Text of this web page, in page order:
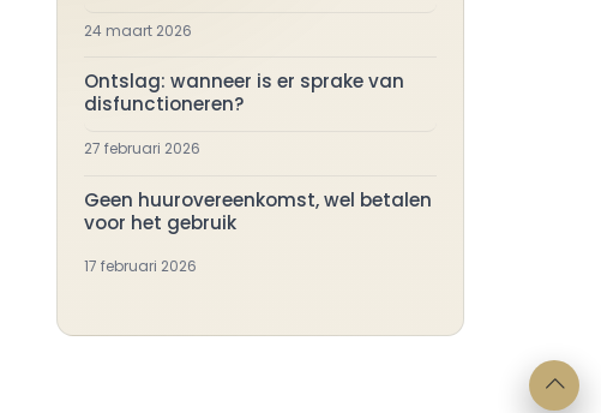
24 maart 2026
Ontslag: wanneer is er sprake van
disfunctioneren?
27 februari 2026
Geen huurovereenkomst, wel betalen
voor het gebruik
17 februari 2026